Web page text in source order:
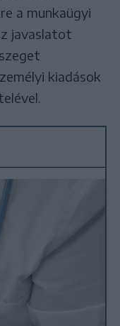
a munkaügyi
javaslatot
kiadások